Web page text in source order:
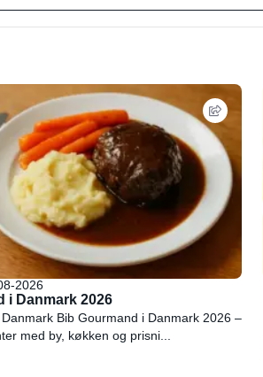
2026
i Danmark 2026
Danmark Bib Gourmand i Danmark 2026 –
med by, køkken og prisni...